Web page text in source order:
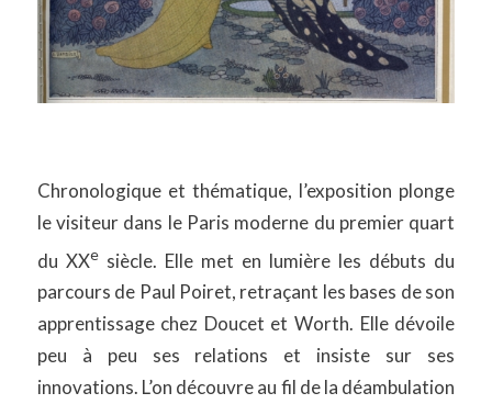
Chronologique et thématique, l’exposition plonge
le visiteur dans le Paris moderne du premier quart
du XXesiècle. Elle met en lumière les débuts du
parcours de Paul Poiret, retraçant les bases de son
apprentissage chez Doucet et Worth. Elle dévoile
peu à peu ses relations et insiste sur ses
innovations. L’on découvre au fil de la déambulation